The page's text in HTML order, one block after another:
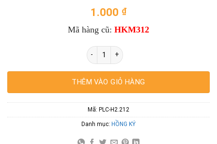
1.000 ₫
Mã hàng cũ: HKM312
Motor vỏ gang Hồng Ký PLC-H2.212 số
THÊM VÀO GIỎ HÀNG
Mã: PLC-H2.212
Danh mục: HỒNG KÝ